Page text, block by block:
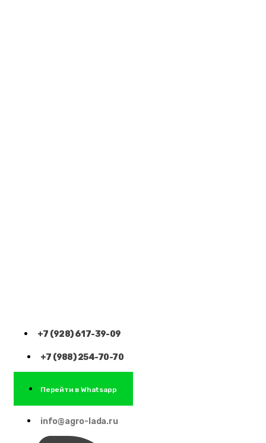
+7 (928) 617-39-09
+7 (988) 254-70-70
Перейти в Whatsapp
info@agro-lada.ru